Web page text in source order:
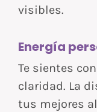
visibles.
Energía
Te sientes
claridad. La
tus mejores